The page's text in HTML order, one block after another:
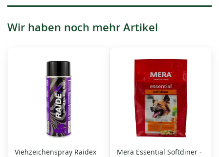
Wir haben noch mehr Artikel
Viehzeichenspray Raidex
Mera Essential Softdiner -